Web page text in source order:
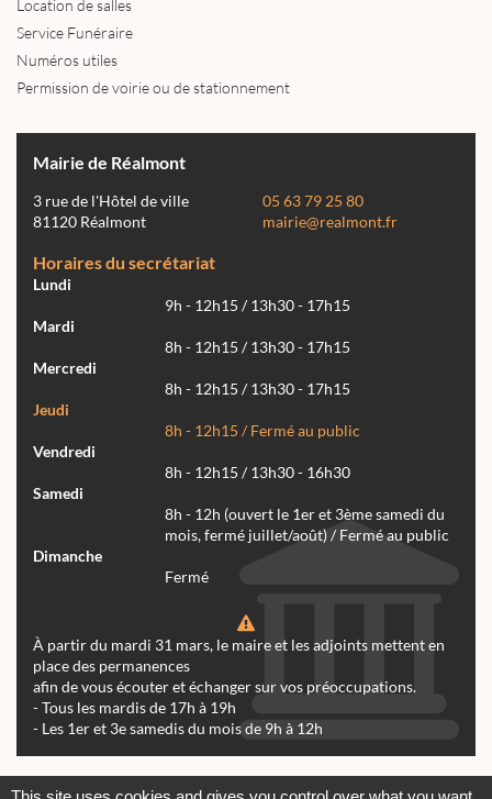
Location de salles
Service Funéraire
Numéros utiles
Permission de voirie ou de stationnement
Mairie de Réalmont
3 rue de l'Hôtel de ville
81120 Réalmont
05 63 79 25 80
mairie@realmont.fr
Horaires du secrétariat
Lundi
9h - 12h15 / 13h30 - 17h15
Mardi
8h - 12h15 / 13h30 - 17h15
Mercredi
8h - 12h15 / 13h30 - 17h15
Jeudi
8h - 12h15 / Fermé au public
Vendredi
8h - 12h15 / 13h30 - 16h30
Samedi
8h - 12h (ouvert le 1er et 3ème samedi du
mois, fermé juillet/août) / Fermé au public
Dimanche
Fermé
À partir du mardi 31 mars, le maire et les adjoints mettent en
place des permanences
afin de vous écouter et échanger sur vos préoccupations.
- Tous les mardis de 17h à 19h
- Les 1er et 3e samedis du mois de 9h à 12h